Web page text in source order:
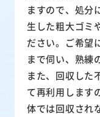
ますので、処分
生した粗大ゴミ
ださい。ご希望
まで伺い、熟練
また、 回収した
て再利用 します
体では回収され